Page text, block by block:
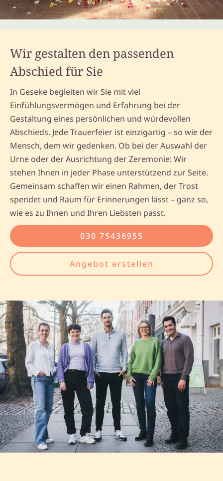
Wir gestalten den passenden
Abschied für Sie
In Geseke begleiten wir Sie mit viel
Einfühlungsvermögen und Erfahrung bei der
Gestaltung eines persönlichen und würdevollen
Abschieds. Jede Trauerfeier ist einzigartig – so wie der
Mensch, dem wir gedenken. Ob bei der Auswahl der
Urne oder der Ausrichtung der Zeremonie: Wir
stehen Ihnen in jeder Phase unterstützend zur Seite.
Gemeinsam schaffen wir einen Rahmen, der Trost
spendet und Raum für Erinnerungen lässt – ganz so,
wie es zu Ihnen und Ihren Liebsten passt.
030 75436955
Angebot erstellen